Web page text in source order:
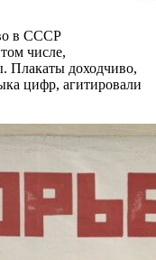
в СССР
числе,
Плакаты доходчиво,
цифр, агитировали